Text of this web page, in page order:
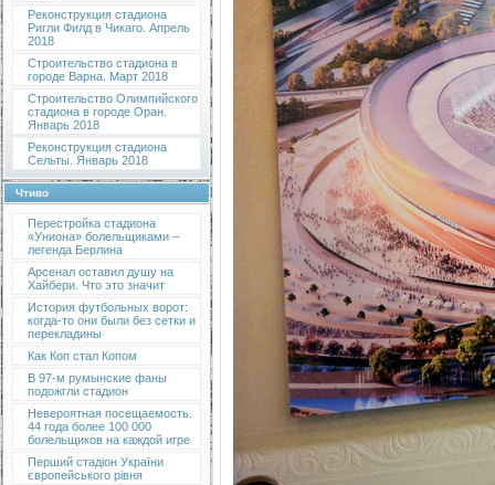
Реконструкция стадиона
Ригли Филд в Чикаго. Апрель
2018
Строительство стадиона в
городе Варна. Март 2018
Строительство Олимпийского
стадиона в городе Оран.
Январь 2018
Реконструкция стадиона
Сельты. Январь 2018
Чтиво
Перестройка стадиона
«Униона» болельщиками –
легенда Берлина
Арсенал оставил душу на
Хайбери. Что это значит
История футбольных ворот:
когда-то они были без сетки и
перекладины
Как Коп стал Копом
В 97-м румынские фаны
подожгли стадион
Невероятная посещаемость.
44 года более 100 000
болельщиков на каждой игре
Перший стадіон України
європейського рівня